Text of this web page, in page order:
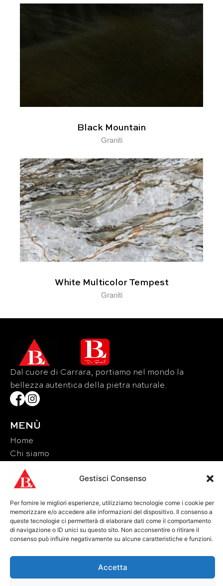
Gestisci Consenso
Per fornire le migliori esperienze, utilizziamo tecnologie come i cookie per
memorizzare e/o accedere alle informazioni del dispositivo. Il consenso a
queste tecnologie ci permetterà di elaborare dati come il comportamento
di navigazione o ID unici su questo sito. Non acconsentire o ritirare il
consenso può influire negativamente su alcune caratteristiche e funzioni.
Accetta
Black Mountain
Graniti
White Multicolor Tempest
Graniti
Dal cuore di Carrara, portiamo nel mondo la
bellezza autentica della pietra naturale.
MENÙ
Home
Chi siamo
Eventi
CONTATTI
Tel: +39 0585 856713
Fax: +39 0585 856715
Email: lucchetti@brunolucchetti.it
Pec: brunolucchetti@legalmail.it